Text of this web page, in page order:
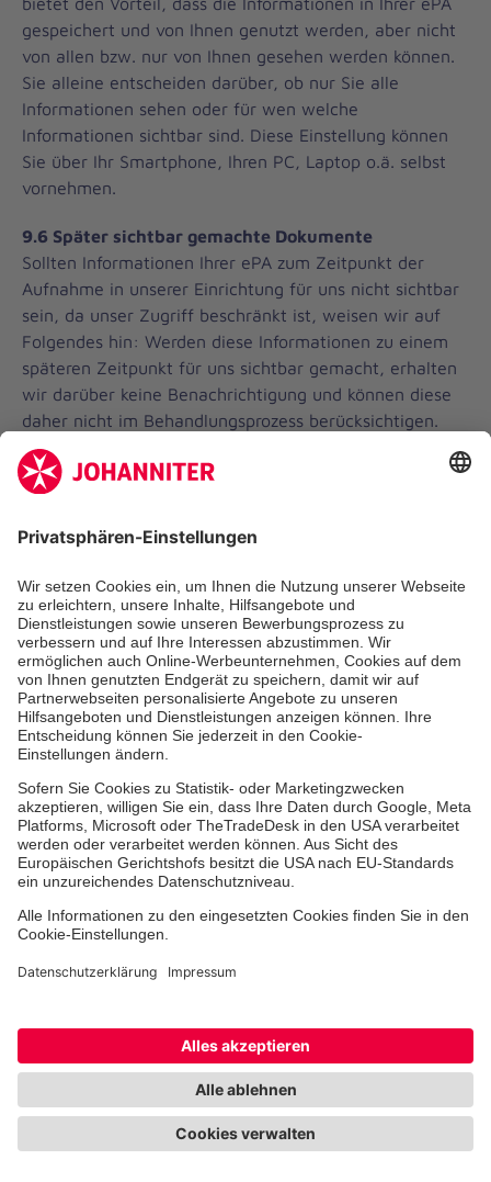
gespeichert und von Ihnen genutzt werden, aber nicht
von allen bzw. nur von Ihnen gesehen werden können.
Sie alleine entscheiden darüber, ob nur Sie alle
Informationen sehen oder für wen welche
Informationen sichtbar sind. Diese Einstellung können
Sie über Ihr Smartphone, Ihren PC, Laptop o.ä. selbst
vornehmen.
9.6 Später sichtbar gemachte Dokumente
Sollten Informationen Ihrer ePA zum Zeitpunkt der
Aufnahme in unserer Einrichtung für uns nicht sichtbar
sein, da unser Zugriff beschränkt ist, weisen wir auf
Folgendes hin: Werden diese Informationen zu einem
späteren Zeitpunkt für uns sichtbar gemacht, erhalten
wir darüber keine Benachrichtigung und können diese
daher nicht im Behandlungsprozess berücksichtigen.
10.Patienteninformation elektronische
Versicherte)
Diese Information betrifft Sie, wenn Sie eine
elektronische Patientenakte (ePA) haben. Die ePA ist
eine Akte, die alleine Ihrer Verantwortung unterliegt.
Dies bedeutet, dass alleine Sie darüber entscheiden, ob
Informationen in Ihrer ePA gespeichert werden, wer
diese einsehen und darauf zugreifen darf und ob
Informationen gelöscht werden.
10.1 Speicherung besonders wichtiger
Informationen, es sei denn, Sie widersprechen
Sofern Sie bereits eine ePA nutzen, teilen Sie uns dies
bitte mit. Wir werden einige Informationen Ihrer
aktuellen Behandlung, die besonders wichtig sind, in
betrifft unter anderem folgende Informationen ihres
aktuellen Aufenthalts bzw. ihrer aktuellen Behandlung
Daten zu Laborbefunden,